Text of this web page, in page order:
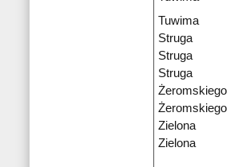
Tuwima
Struga
Struga
Struga
Żeromskiego
Żeromskiego
Zielona
Zielona